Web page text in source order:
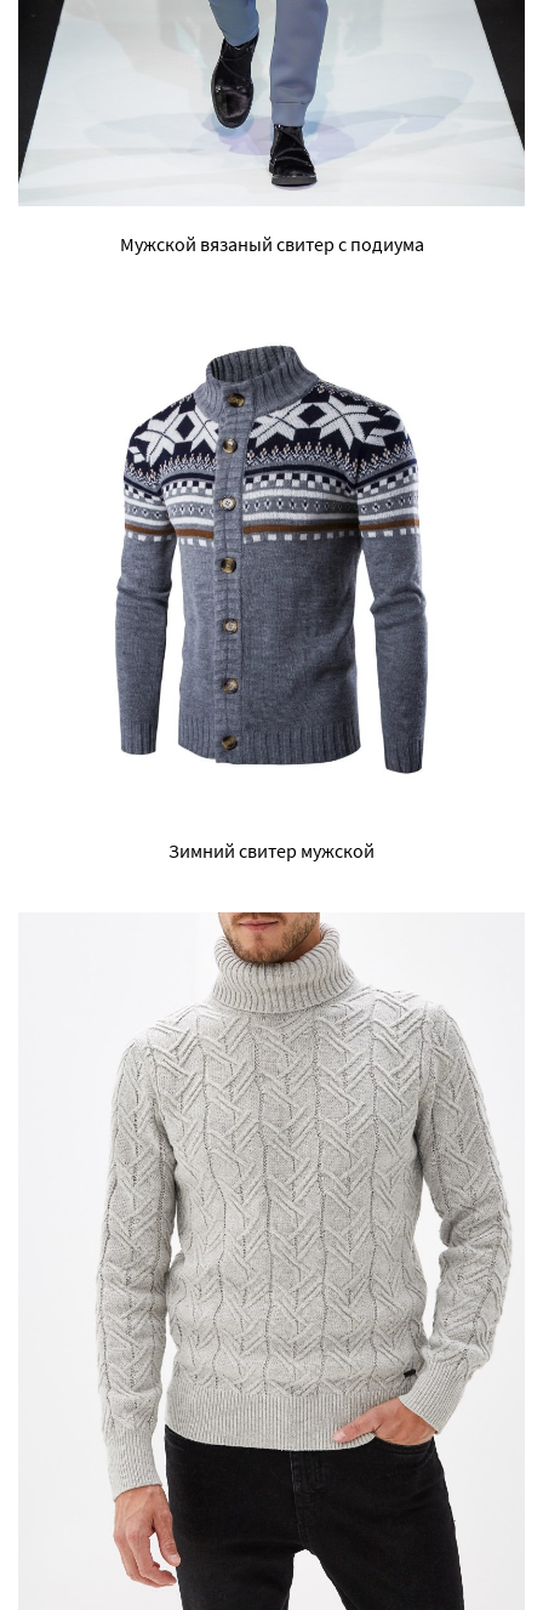
Мужской вязаный свитер с подиума
Зимний свитер мужской